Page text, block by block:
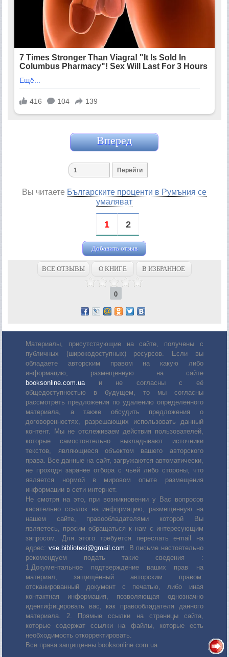
Вперед
Вы читаете Българските проценти в Румъния се
умаляват
1 2
Добавить отзыв
ВСЕ ОТЗЫВЫ О КНИГЕ В ИЗБРАННОЕ
0
Материалы, присутствующие на сайте, получены с
публичных (широкодоступных) ресурсов. Если вы
обладаете авторским правом на какую либо
информацию, размещенную на сайте
booksonline.com.uaи не согласны с её
общедоступностью в будущем, то мы согласны
рассмотреть предложения по удалению определенного
материала, а также обсудить предложения о
договоренностях, разрешающих использовать данный
контент. Мы не отслеживаем действия пользователей,
которые самостоятельно выкладывают источники
текстов, являющиеся объектом вашего авторского
права. Все данные на сайт, загружаются автоматически,
не проходя заранее отбора с чьей либо стороны, что
является нормой в мировом опыте размещения
информации в сети интернет.
Не смотря на это, при возникновении у Вас вопросов
касательно ссылок на информацию, размещенную на
нашем сайте, правообладателями которой Вы
являетесь, просим обращаться к нам с интересующим
запросом. Для этого требуется переслать е-mail на
адрес: vse.biblioteki@gmail.com. В письме настоятельно
рекомендуем подать такие сведения :
1.Документальное подтверждение ваших прав на
материал, защищённый авторским правом:
отсканированный документ с печатью, либо иная
контактная информация, позволяющая однозначно
идентифицировать вас, как правообладателя данного
материала. 2. Прямые ссылки на страницы сайта,
которые содержат ссылки на файлы, которые есть
необходимость откорректировать.
Все права защищенны booksonline.com.ua